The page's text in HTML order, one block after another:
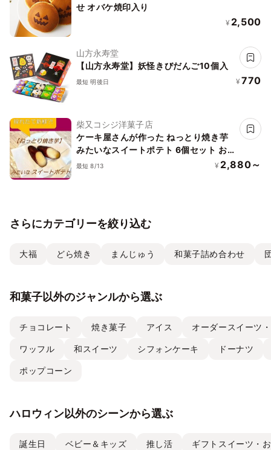
せ オバケ焼印入り
¥ 2,500
山方永寿堂
【山方永寿堂】妖怪きびだんご10個入
最短 明後日 ¥ 770
柴又コシジ洋菓子店
ケーキ屋さんが作った ねっとり焼き芋
みたいなスイートポテト 6個セット お
中元2026
最短 8/13 ¥ 2,880～
さらにカテゴリーを絞り込む
大福 どら焼き まんじゅう 和菓子詰め合わせ
和菓子以外のジャンルから選ぶ
チョコレート 焼き菓子 アイス オーダースイーツ
ワッフル 和スイーツ シフォンケーキ ドーナツ
ポップコーン
ハロウィン以外のシーンから選ぶ
誕生日 ベビー＆キッズ 推し活 ギフトスイーツ・